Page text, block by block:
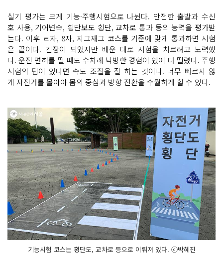
실기 평가는 크게 기능·주행시험으로 나뉜다. 안전한 출발과 수신
호 사용, 기어변속, 횡단보도 횡단, 교차로 통과 등의 능력을 평가받
는다. 이후 ㄹ자, 8자, 지그재그 코스를 기준에 맞게 통과하면 시험
은 끝이다. 긴장이 되었지만 배운 대로 시험을 치르려고 노력했
다. 운전 면허를 딸 때도 수차례 낙방한 경험이 있어 더 떨렸다. 주행
시험의 팁이 있다면 속도 조절을 잘 하는 것이다. 너무 빠르지 않
게 자전거를 몰아야 몸의 중심과 방향 전환을 수월하게 할 수 있다.
기능시험 코스는 횡단도, 교차로 등으로 이뤄져 있다. ⓒ박혜진